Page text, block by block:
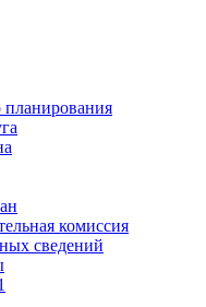
планирования
комиссия
сведений